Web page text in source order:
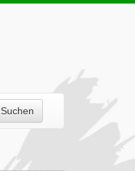
Suchen